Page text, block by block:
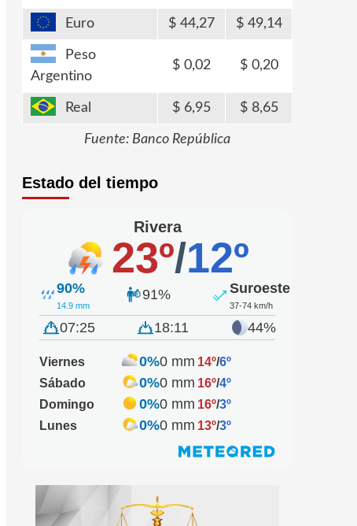
Euro 44,27 49,14
Peso
Argentino
0,02 0,20
Real 6,95 8,65
Fuente: Banco República
Estado del tiempo
Rivera
23º/12º
90%
14.9 mm
91% Suroeste
37-74 km/h
07:25 18:11 44%
Viernes 0%0 mm 14º/6º
Sábado
0%0 mm 16º/4º
Domingo
0%0 mm 16º/3º
Lunes
0%0 mm 13º/3º